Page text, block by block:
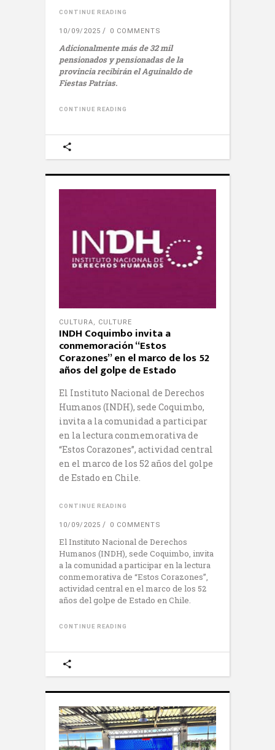
CONTINUE READING
10/09/2025 0 COMMENTS
Adicionalmente más de 32 mil
pensionados y pensionadas de la
provincia recibirán el Aguinaldo de
Fiestas Patrias.
CONTINUE READING
CULTURA, CULTURE
INDH Coquimbo invita a
conmemoración “Estos
Corazones” en el marco de los 52
años del golpe de Estado
El Instituto Nacional de Derechos
Humanos (INDH), sede Coquimbo,
invita a la comunidad a participar
en la lectura conmemorativa de
“Estos Corazones”, actividad central
en el marco de los 52 años del golpe
de Estado en Chile.
CONTINUE READING
10/09/2025 0 COMMENTS
El Instituto Nacional de Derechos
Humanos (INDH), sede Coquimbo, invita
a la comunidad a participar en la lectura
conmemorativa de “Estos Corazones”,
actividad central en el marco de los 52
años del golpe de Estado en Chile.
CONTINUE READING